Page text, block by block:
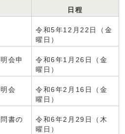
日程
令和5年12月22日（金
曜日）
会申
令和6年1月26日（金
曜日）
会
令和6年2月16日（金
曜日）
書の
令和6年2月29日（木
曜日）